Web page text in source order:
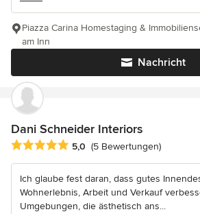
Nachricht
Piazza Carina Homestaging &
am Inn
Dani Schneider Interiors
Durchschnittliche Bewertung: 5 von 5
5,0 (5 Bewertungen)
Ich glaube fest daran, dass gutes
Wohnerlebnis, Arbeit und Verkauf
Umgebungen, die ästhetisch ans...